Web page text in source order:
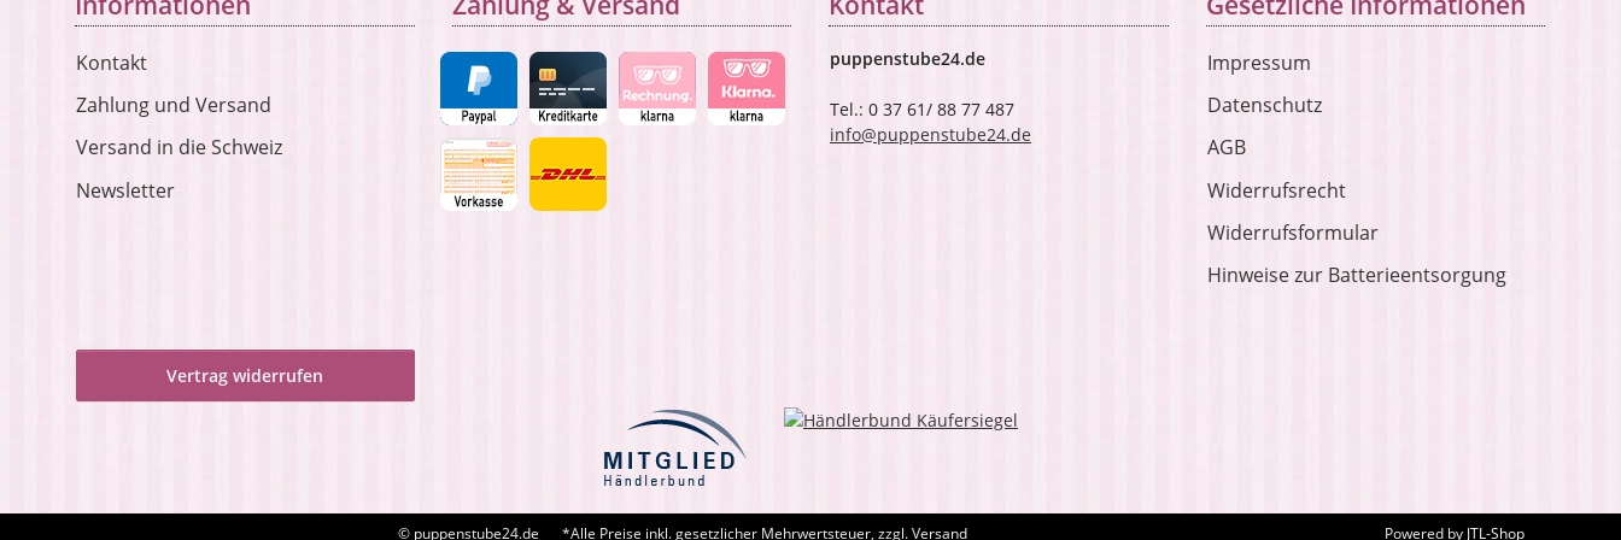
Kontakt
Zahlung und Versand
Versand in die Schweiz
Newsletter
puppenstube24.de
Tel.: 0 37 61/ 88 77 487
info@puppenstube24.de
Impressum
Datenschutz
AGB
Widerrufsrecht
Widerrufsformular
Hinweise zur Batterieentsorgung
Vertrag widerrufen
© puppenstube24.de *Alle Preise inkl. gesetzlicher Mehrwertsteuer, zzgl. Versand Powered by JTL-Shop